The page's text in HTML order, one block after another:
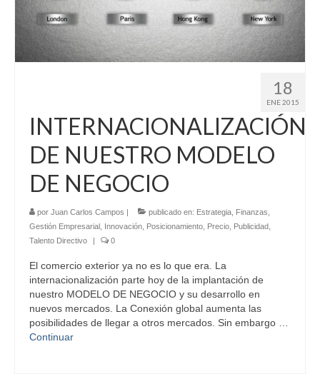
Contacto
18
ENE 2015
INTERNACIONALIZACIÓN
DE NUESTRO MODELO
DE NEGOCIO
por Juan Carlos Campos | publicado en: Estrategia Finanzas
Gestión Empresarial Innovación Posicionamiento Precio Publicidad
Talento Directivo
| 0
El comercio exterior ya no es lo que era. La
internacionalización parte hoy de la implantación de
nuestro MODELO DE NEGOCIO y su desarrollo en
nuevos mercados. La Conexión global aumenta las
posibilidades de llegar a otros mercados. Sin embargo …
Continuar